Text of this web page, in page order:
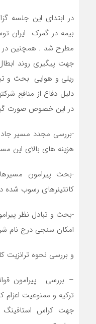
در ابتدای این جلسه
بیمه در گمرک
مطرح شد . همچنین
جهت پیگیری روند
ریلی و هوایی بحث و
دلیل دفاع از منافع
در این خصوص صورت
-بررسی مجدد مسیر
هزینه های بالای این
-بحث پیرامون
کانتینرهای رسوب شده
-بحث و تبادل نظر
امکان سنجی درج نام
و بررسی نحوه ترانزیت
– بررسی پیرامون
ترکیه و ممنوعیت اعزام
جهت کراس استافینگ